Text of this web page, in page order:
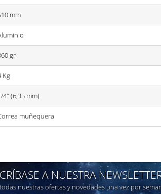
mm
gr
Kg
4" (6,35 mm)
muñequera
A NUESTRA
nuestras ofertas y novedades una vez por